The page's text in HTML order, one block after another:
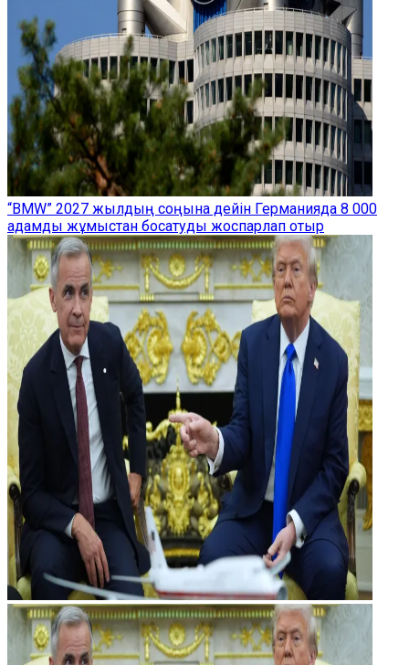
“BMW” 2027 жылдың соңына дейін Германияда 8 000
адамды жұмыстан босатуды жоспарлап отыр